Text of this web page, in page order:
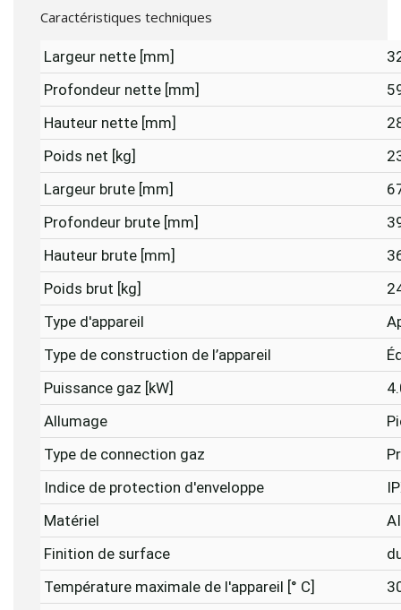
Caractéristiques techniques
Largeur nette [mm]
Profondeur nette [mm]
Hauteur nette [mm]
Poids net [kg]
Largeur brute [mm]
Profondeur brute [mm]
Hauteur brute [mm]
Poids brut [kg]
Type d'appareil
Type de construction de l’appareil
Puissance gaz [kW]
Allumage
Type de connection gaz
Indice de protection d'enveloppe
Matériel
Finition de surface
Température maximale de l'appareil [° C]